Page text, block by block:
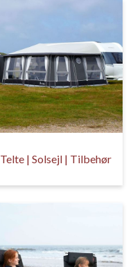
Telte | Solsejl | Tilbehør